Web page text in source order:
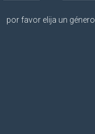
por favor elija un género